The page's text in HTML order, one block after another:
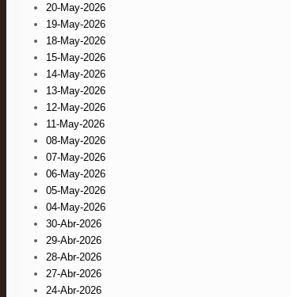
20-May-2026
19-May-2026
18-May-2026
15-May-2026
14-May-2026
13-May-2026
12-May-2026
11-May-2026
08-May-2026
07-May-2026
06-May-2026
05-May-2026
04-May-2026
30-Abr-2026
29-Abr-2026
28-Abr-2026
27-Abr-2026
24-Abr-2026